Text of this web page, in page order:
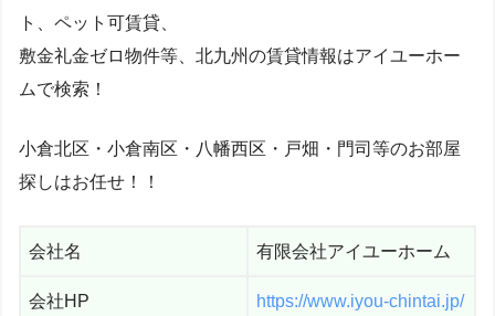
ト、ペット可賃貸、
敷金礼金ゼロ物件等、北九州の賃貸情報はアイユーホー
ムで検索！
小倉北区・小倉南区・八幡西区・戸畑・門司等のお部屋
探しはお任せ！！
会社名 有限会社アイユーホーム
会社HP https://www.iyou-chintai.jp/